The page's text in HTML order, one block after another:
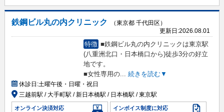
鉄鋼ビル丸の内クリニック
（東京都 千代田区）
更新日:2026.08.01
特徴 ■鉄鋼ビル丸の内クリニックは東京駅
(八重洲北口・日本橋口から)徒歩3分の好立
地です。
■女性専用の... 続きを読む▼
休診日:土曜午後・日曜・祝日
三越前駅 / 大手町駅 / 新日本橋駅 / 日本橋駅 / 東京駅
オンライン決済対応 インボイス制度に対応